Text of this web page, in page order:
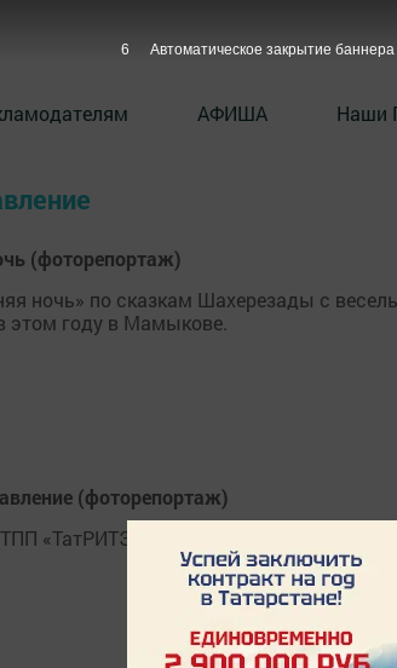
АФИША Наши
(фоторепортаж)
ночь» по сказкам Шахерезады с
этом году в Мамыкове.
(фоторепортаж)
«ТатРИТЭКнефть» провело
6 Автоматическое закрытие баннера